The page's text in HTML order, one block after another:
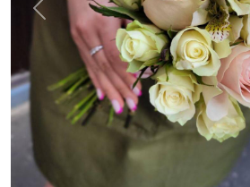
Назад